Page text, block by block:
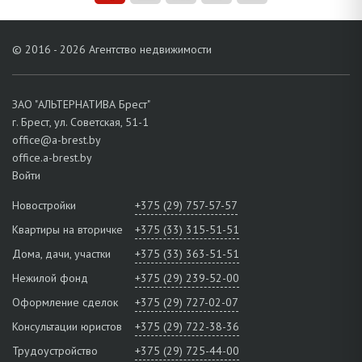
© 2016 - 2026 Агентство недвижимости
ЗАО "АЛЬТЕРНАТИВА Брест"
г. Брест, ул. Советская, 51-1
office@a-brest.by
office.a-brest.by
Войти
Новостройки
+375 (29) 757-57-57
Квартиры на вторичке
+375 (33) 315-51-51
Дома, дачи, участки
+375 (33) 363-51-51
Нежилой фонд
+375 (29) 239-52-00
Оформление сделок
+375 (29) 727-02-07
Консультации юристов
+375 (29) 722-38-36
Трудоустройство
+375 (29) 725-44-00